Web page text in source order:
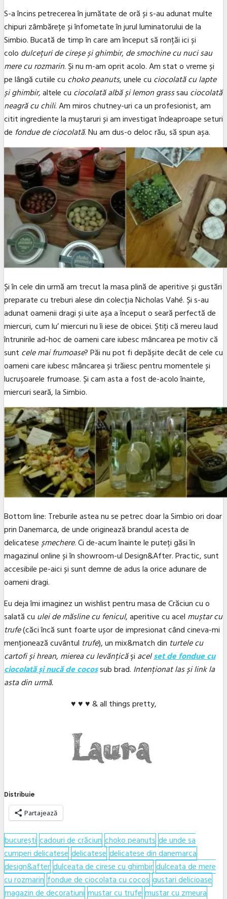
S-a încins petrecerea în jumătate de oră și s-au adunat multe
chipuri zâmbărețe și înfometate în jurul luminatorului de la
Simbio. Bucată de timp în care am început să ronțăi ici și
colo dulcețuri de cireșe și ghimbir, de smochine cu nuci sau
mere cu rozmarin. Și nu m-am oprit acolo. Am stat o vreme și
pe lângă cutiile cu choko peanuts, unele cu ciocolată cu lapte
și ghimbir,altele cu ciocolată albă și lemon grasssau ciocolată
neagră cu chili. Am miros chutney-uri ca un profesionist, am
citit ingrediente la muștaruri și am investigat îndeaproape seturi
de fondue de ciocolată. Nu am dus-o deloc rău, să spun așa.
Și în cele din urmă am trecut la masa plină de aperitive și gustări
preparate cu treburi alese din colecția Nicholas Vahé. Și s-au
adunat oamenii dragi și uite așa a început o seară perfectă de
miercuri, cum lu’ miercuri nu îi iese de obicei. Știți că mereu laud
întrunirile ad-hoc de oameni care iubesc mâncarea pe motiv că
sunt cele mai frumoase? Păi nu pot fi depășite decât de cele cu
oameni care iubesc mâncarea și trăiesc pentru momentele și
lucrușoarele frumoase. Și cam asta a fost de-acolo înainte,
miercuri seară, la Simbio.
Bottom line: Treburile astea nu se petrec doar la Simbio ori doar
prin Danemarca, de unde originează brandul acesta de
delicatese șmechere. Ci de-acum înainte le puteți găsi în
magazinul online și în showroom-ul Design&After. Practic, sunt
accesibile pe-aici și sunt demne de adus la orice adunare de
oameni dragi.
Eu deja îmi imaginez un wishlist pentru masa de Crăciun cu o
salată cu ulei de măsline cu fenicul, aperitive cu acel muștar cu
trufe(căci încă sunt foarte ușor de impresionat când cineva-mi
menționează cuvântul trufe), un mix&match din turtele cu
cartofi și hrean, mierea cu levănțicăși acelset de fondue cu
ciocolată și nucă de cocossub brad. Intenționat las și link la
asta din urmă.
♥ ♥ ♥ & all things pretty,
Distribuie
Partajează
bucurești cadouri de crăciun choko peanuts de unde sa
cumperi delicatese delicatese delicatese din danemarca
design&after dulceata de cirese cu ghimbir dulceata de mere
cu rozmarin fondue de ciocolata cu cocos gustari delicioase
magazin de decoratiuni mustar cu trufe mustar cu zmeura